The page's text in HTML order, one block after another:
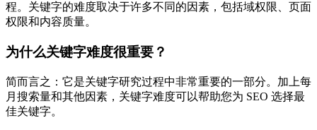
程。关键字的难度取决于许多不同的因素，包括域权限、页面
权限和内容质量。
为什么关键字难度很重要？
简而言之：它是关键字研究过程中非常重要的一部分。加上每
月搜索量和其他因素，关键字难度可以帮助您为 SEO 选择最
佳关键字。